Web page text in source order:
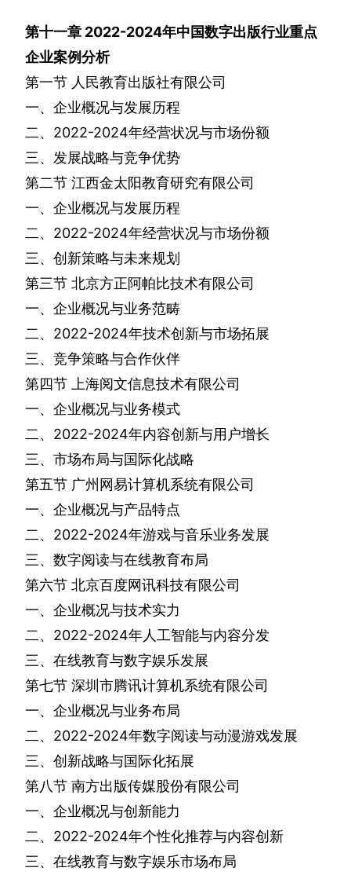
第十一章 2022-2024年中国数字出版行业重点
企业案例分析
第一节 人民教育出版社有限公司
一、企业概况与发展历程
二、 2022-2024年经营状况与市场份额
三、发展战略与竞争优势
第二节 江西金太阳教育研究有限公司
一、企业概况与发展历程
二、 2022-2024年经营状况与市场份额
三、创新策略与未来规划
第三节 北京方正阿帕比技术有限公司
一、企业概况与业务范畴
二、 2022-2024年技术创新与市场拓展
三、竞争策略与合作伙伴
第四节
上海阅文信息技术有限公司
一、企业概况与业务模式
二、 2022-2024年内容创新与用户增长
三、市场布局与国际化战略
第五节 广州网易计算机系统有限公司
一、企业概况与产品特点
二、 2022-2024年游戏与音乐业务发展
三、数字阅读与在线教育布局
第六节 北京百度网讯科技有限公司
一、企业概况与技术实力
二、 2022-2024年人工智能与内容分发
三、在线教育与数字娱乐发展
第七节 深圳市腾讯计算机系统有限公司
一、企业概况与业务布局
二、 2022-2024年数字阅读与动漫游戏发展
三、创新战略与国际化拓展
第八节 南方出版传媒股份有限公司
一、企业概况与创新能力
二、 2022-2024年个性化推荐与内容创新
三、在线教育与数字娱乐市场布局